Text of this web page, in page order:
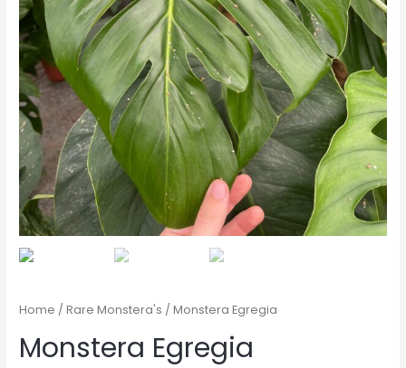
Home /Rare Monstera's / Monstera Egregia
Monstera Egregia